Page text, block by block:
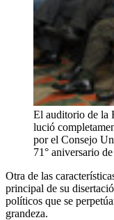
El auditorio de la
lució
por el Consejo
71° aniversario
Otra de las
principal de su
políticos que se
grandeza.